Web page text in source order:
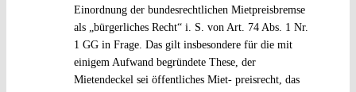
Einordnung der bundesrechtlichen Mietpreisbremse
als „bürgerliches Recht“ i. S. von Art. 74 Abs. 1 Nr.
1 GG in Frage. Das gilt insbesondere für die mit
einigem Aufwand begründete These, der
Mietendeckel sei öffentliches Miet- preisrecht, das